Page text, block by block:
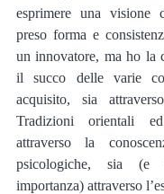
esprimere una visione
preso forma e
un innovatore, ma ho la
il succo delle varie
acquisito, sia
Tradizioni orientali
attraverso la
psicologiche, sia
importanza) attraverso